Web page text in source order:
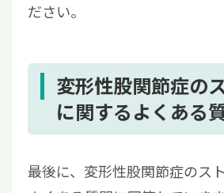
ださい。
変形性股関節症の
に関するよくある
最後に、変形性股関節症のス